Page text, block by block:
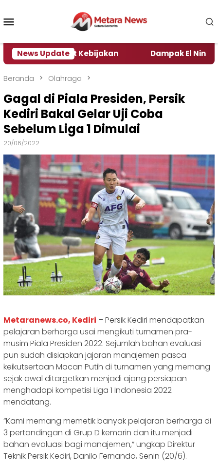
konten
News Update
Pengamat Kebijakan Dampak El Nino,
Beranda Olahraga
Gagal di Piala Presiden, Persik
Kediri Bakal Gelar Uji Coba
Sebelum Liga 1 Dimulai
20/06/2022
Metaranews.co, Kediri – Persik Kediri mendapatkan
pelajaran berharga usai mengikuti turnamen pra-
musim Piala Presiden 2022. Sejumlah bahan evaluasi
pun sudah disiapkan jajaran manajemen pasca
keikutsertaan Macan Putih di turnamen yang memang
sejak awal ditargetkan menjadi ajang persiapan
menghadapi kompetisi Liga 1 Indonesia 2022
mendatang.
“Kami memang memetik banyak pelajaran berharga di
3 pertandingan di Grup D kemarin dan itu menjadi
bahan evaluasi bagi manajemen,” ungkap Direktur
Teknik Persik Kediri, Danilo Fernando, Senin (20/6).